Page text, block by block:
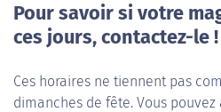
Pour savoir si votre
ces jours, contactez-le !
Ces horaires ne tiennent pas
dimanches de fête. Vous